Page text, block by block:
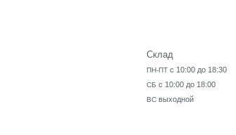
Склад
ПН-ПТ с 10:00 до 18:30
СБ с 10:00 до 18:00
ВС выходной